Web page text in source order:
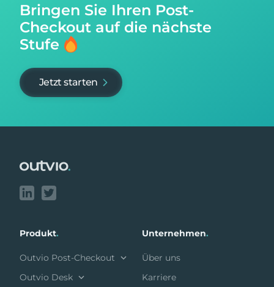
Bringen Sie Ihren Post-
Checkout auf die nächste
Stufe
Jetzt starten
Produkt.
Outvio Post-Checkout
Outvio Desk
Unternehmen.
Über uns
Karriere